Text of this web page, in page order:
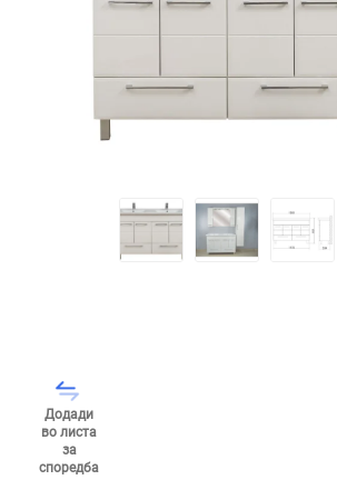
Додади
во листа
за
споредба